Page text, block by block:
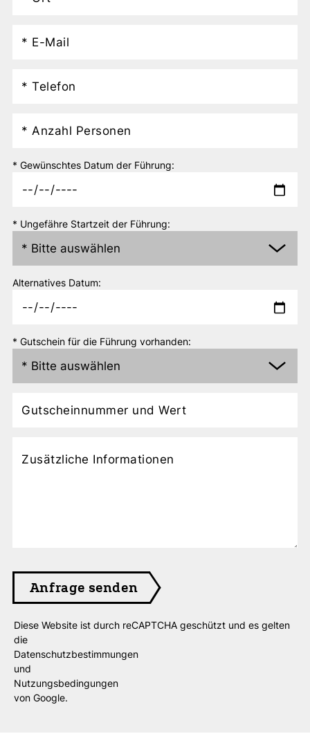
* Gewünschtes Datum der Führung:
* Ungefähre Startzeit der Führung:
Alternatives Datum:
* Gutschein für die Führung vorhanden:
Diese Website ist durch reCAPTCHA geschützt und es gelten
die
Datenschutzbestimmungen
und
Nutzungsbedingungen
von Google.